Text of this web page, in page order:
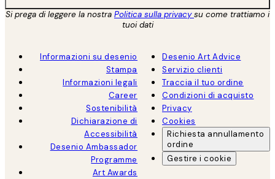
Si prega di leggere la nostra Politica sulla privacysu come trattiamo i
tuoi dati
Informazioni su desenio
Stampa
Informazioni legali
Career
Sostenibilità
Dichiarazione di
Accessibilità
Desenio Ambassador
Programme
Art Awards
Desenio Art Advice
Servizio clienti
Traccia il tuo ordine
Condizioni di acquisto
Privacy
Cookies
Richiesta annullamento
ordine
Gestire i cookie